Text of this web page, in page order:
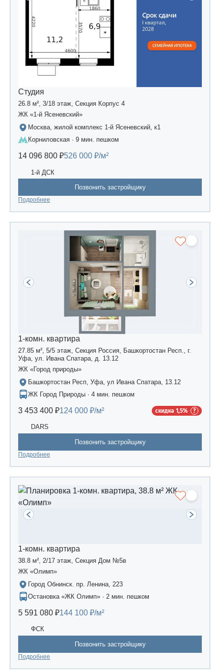
Студия
26.8 м², 3/18 этаж, Секция Корпус 4
ЖК «1-й Ясеневский»
Москва, жилой комплекс 1-й Ясеневский, к1
Корниловская · 9 мин. пешком
14 096 800 ₽526 000 ₽/м²
1-й ДСК
Позвонить застройщику
Подробнее
1-комн. квартира
27.85 м², 5/5 этаж, Секция Россия, Башкортостан Респ., г.
Уфа, ул. Ивана Спатара, д. 13.12
ЖК «Город природы»
Башкортостан Респ, Уфа, ул Ивана Спатара, 13.12
ЖК Город Природы · 4 мин. пешком
3 453 400 ₽124 000 ₽/м² скидка 1,5%
DARS
Позвонить застройщику
Подробнее
1-комн. квартира
38.8 м², 2/17 этаж, Секция Дом №5в
ЖК «Олимп»
Город Обнинск. пр. Ленина, 223
Остановка «ЖК Олимп» · 2 мин. пешком
5 591 080 ₽144 100 ₽/м²
ФСК
Позвонить застройщику
Подробнее